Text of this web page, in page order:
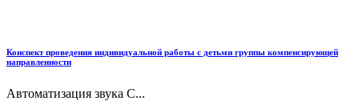
Конспект проведения индивидуальной работы с детьми группы компенсирующей
направленности
Автоматизация звука С...